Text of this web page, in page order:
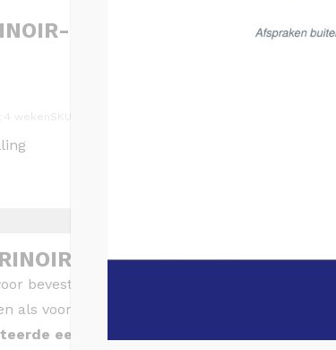
INBOUWFRAME – MET
INBOUWFRAME –
bevestiging van handmatige en
als voorwand- en hoekopstelling.
eenheid, bestaande uit: